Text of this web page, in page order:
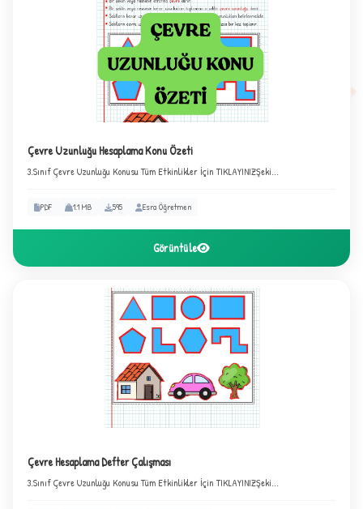
Çevre Uzunluğu Hesaplama Konu Özeti
3.Sınıf Çevre Uzunluğu Konusu Tüm Etkinlikler İçin TIKLAYINIZŞeki...
PDF 1.1 MB 595 Esra Öğretmen
Görüntüle
Çevre Hesaplama Defter Çalışması
3.Sınıf Çevre Uzunluğu Konusu Tüm Etkinlikler İçin TIKLAYINIZŞeki...